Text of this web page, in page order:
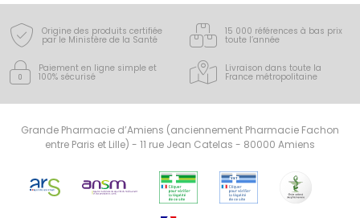
Origine des produits certifiée
par le Ministère de la Santé
15 000 références à bas prix
toute l’année
Paiement en ligne simple et
100% sécurisé
Livraison dans toute la
France métropolitaine
Grande Pharmacie d’Amiens (anciennement Pharmacie Fachon
entre Paris et Lille) - 11 rue Jean Catelas - 80000 Amiens